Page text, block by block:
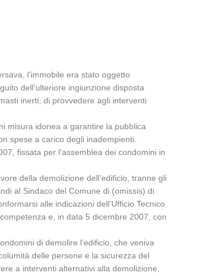
l’immobile era stato oggetto
dell’ulteriore ingiunzione disposta
inerti, di provvedere agli interventi
misura idonea a garantire la pubblica
spese a carico degli inadempienti.
fissata per l’assemblea dei condomini in
della demolizione dell’edificio, tranne gli
al Sindaco del Comune di (omissis) di
alle indicazioni dell’Ufficio Tecnico
e, in data 5 dicembre 2007, con
di demolire l’edificio, che veniva
delle persone e la sicurezza del
a interventi alternativi alla demolizione,